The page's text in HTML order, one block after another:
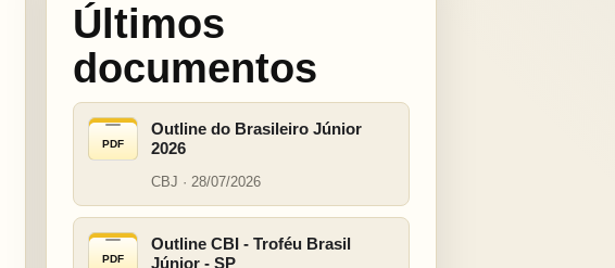
Últimos
documentos
PDF
Outline do Brasileiro Júnior
2026
CBJ · 28/07/2026
PDF
Outline CBI - Troféu Brasil
Júnior - SP